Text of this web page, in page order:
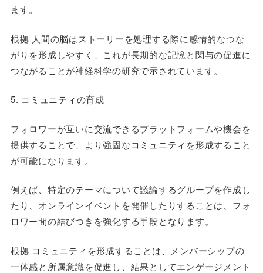
ます。
根拠 人間の脳はストーリーを処理する際に感情的なつな
がりを形成しやすく、これが長期的な記憶と関与の促進に
つながることが神経科学の研究で示されています。
5. コミュニティの育成
フォロワーが互いに交流できるプラットフォームや機会を
提供することで、より強固なコミュニティを形成すること
が可能になります。
例えば、特定のテーマについて議論するグループを作成し
たり、オンラインイベントを開催したりすることは、フォ
ロワー間の結びつきを強化する手段となります。
根拠 コミュニティを形成することは、メンバーシップの
一体感と所属意識を促進し、結果としてエンゲージメント